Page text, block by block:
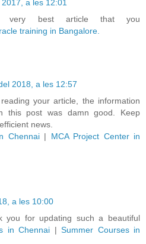
a les 12:01
very best article that you
training in Bangalore.
2018, a les 12:57
your article, the information
this post was damn good. Keep
news.
Chennai| MCA Project Center in
a les 10:00
you for updating such a beautiful
in Chennai |Summer Courses in